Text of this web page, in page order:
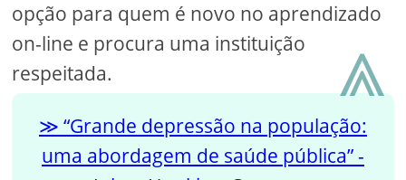
opção para quem é novo no aprendizado
on-line e procura uma instituição
respeitada.
“Grande depressão na população:
uma abordagem de saúde pública” -
⩓